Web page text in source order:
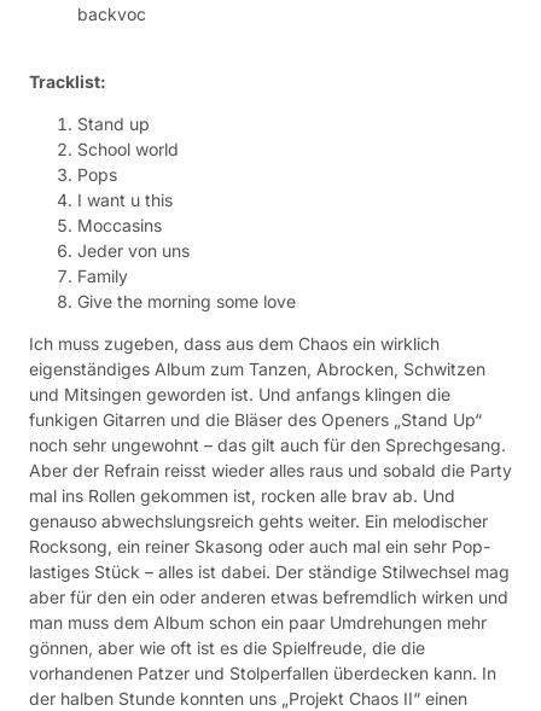
backvoc
Tracklist:
Stand up
School world
Pops
I want u this
Moccasins
Jeder von uns
Family
Give the morning some love
Ich muss zugeben, dass aus dem Chaos ein wirklich
eigenständiges Album zum Tanzen, Abrocken, Schwitzen
und Mitsingen geworden ist. Und anfangs klingen die
funkigen Gitarren und die Bläser des Openers „Stand Up“
noch sehr ungewohnt – das gilt auch für den Sprechgesang.
Aber der Refrain reisst wieder alles raus und sobald die Party
mal ins Rollen gekommen ist, rocken alle brav ab. Und
genauso abwechslungsreich gehts weiter. Ein melodischer
Rocksong, ein reiner Skasong oder auch mal ein sehr Pop-
lastiges Stück – alles ist dabei. Der ständige Stilwechsel mag
aber für den ein oder anderen etwas befremdlich wirken und
man muss dem Album schon ein paar Umdrehungen mehr
gönnen, aber wie oft ist es die Spielfreude, die die
vorhandenen Patzer und Stolperfallen überdecken kann. In
der halben Stunde konnten uns „Projekt Chaos II“ einen